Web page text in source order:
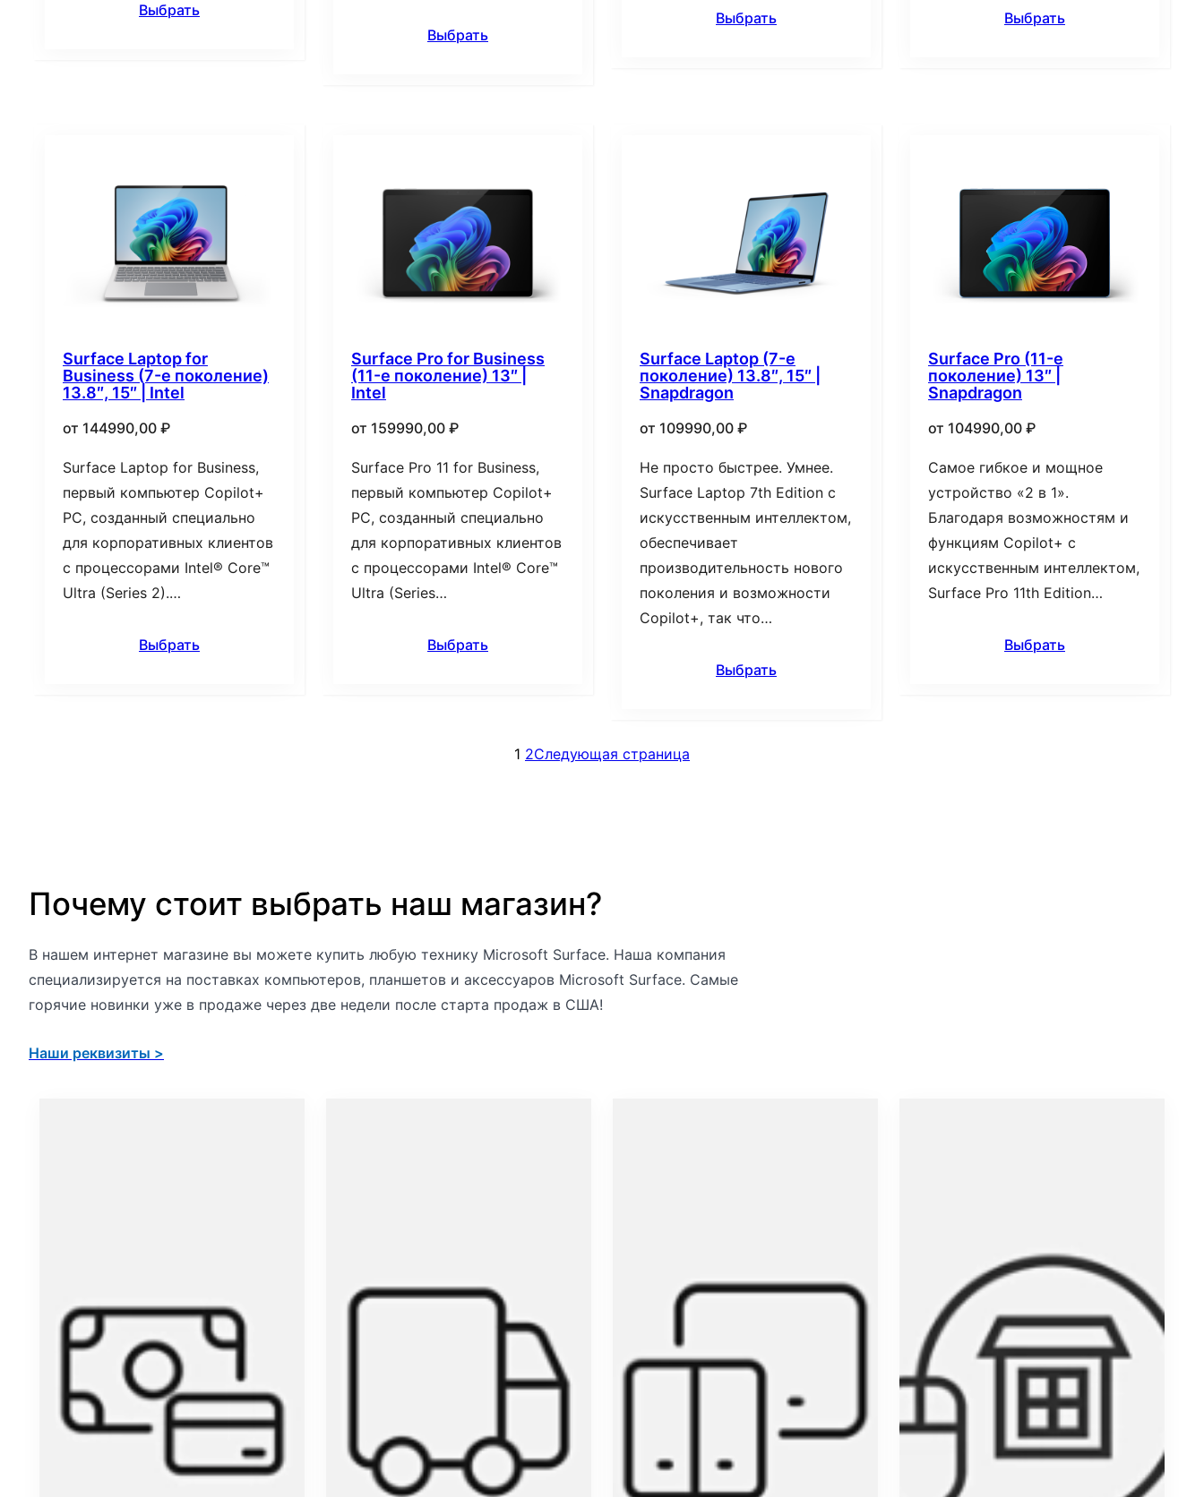
Выбрать
Выбрать
Выбрать Выбрать
Surface Laptop for
Business (7-е поколение)
13.8″, 15″ | Intel
от 144990,00 ₽
Surface Laptop for Business,
первый компьютер Copilot+
PC, созданный специально
для корпоративных клиентов
с процессорами Intel® Core™
Ultra (Series 2).…
Выбрать
Surface Pro for Business
(11-е поколение) 13″ |
Intel
от 159990,00 ₽
Surface Pro 11 for Business,
первый компьютер Copilot+
PC, созданный специально
для корпоративных клиентов
с процессорами Intel® Core™
Ultra (Series…
Выбрать
Surface Laptop (7-е
поколение) 13.8″, 15″ |
Snapdragon
от 109990,00 ₽
Не просто быстрее. Умнее.
Surface Laptop 7th Edition с
искусственным интеллектом,
обеспечивает
производительность нового
поколения и возможности
Copilot+, так что…
Выбрать
Surface Pro (11-е
поколение) 13″ |
Snapdragon
от 104990,00 ₽
Самое гибкое и мощное
устройство «2 в 1».
Благодаря возможностям и
функциям Copilot+ с
искусственным интеллектом,
Surface Pro 11th Edition…
Выбрать
1 2Следующая страница
Почему стоит выбрать наш магазин?
В нашем интернет магазине вы можете купить любую технику Microsoft Surface. Наша компания
специализируется на поставках компьютеров, планшетов и аксессуаров Microsoft Surface. Самые
горячие новинки уже в продаже через две недели после старта продаж в США!
Наши реквизиты >